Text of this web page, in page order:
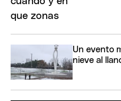
Un evento
nieve al